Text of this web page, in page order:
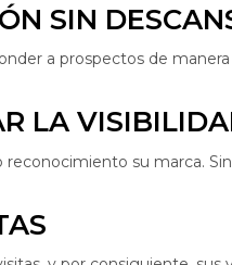
SIN
a prospectos de
LA
reconocimiento su marca.